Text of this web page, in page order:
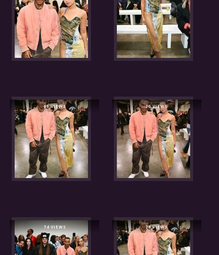
65 VIEWS 76 VIEWS
74 VIEWS 78 VIEWS